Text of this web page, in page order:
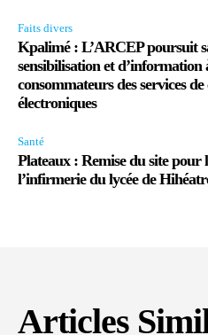
Faits divers
Kpalimé : L’ARCEP poursuit
sensibilisation et d’information
consommateurs des services
électroniques
Santé
Plateaux : Remise du site pour
l’infirmerie du lycée de
Articles